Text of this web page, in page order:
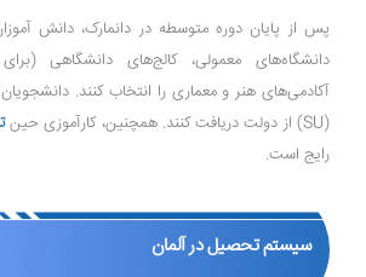
پس از پایان دوره متوسطه در دانمارک، دانش
دانشگاه‌های معمولی، کالج‌های دانشگاهی
آکادمی‌های هنر و معماری را انتخاب کنند.
(SU) از دولت دریافت کنند. همچنین، کارآموزی حین
رایج است.
سیستم تحصیل در آلمان